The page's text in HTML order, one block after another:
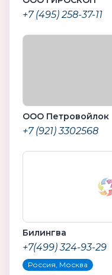
+7 (495) 258-37-11
ООО Петровойлок
+7 (921) 3302568
Билингва
+7(499) 324-93-29
Россия, Москва